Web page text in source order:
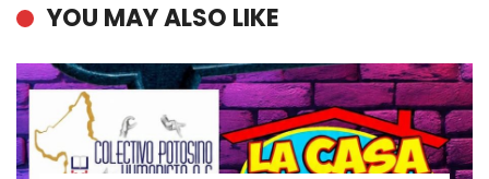
YOU MAY ALSO LIKE